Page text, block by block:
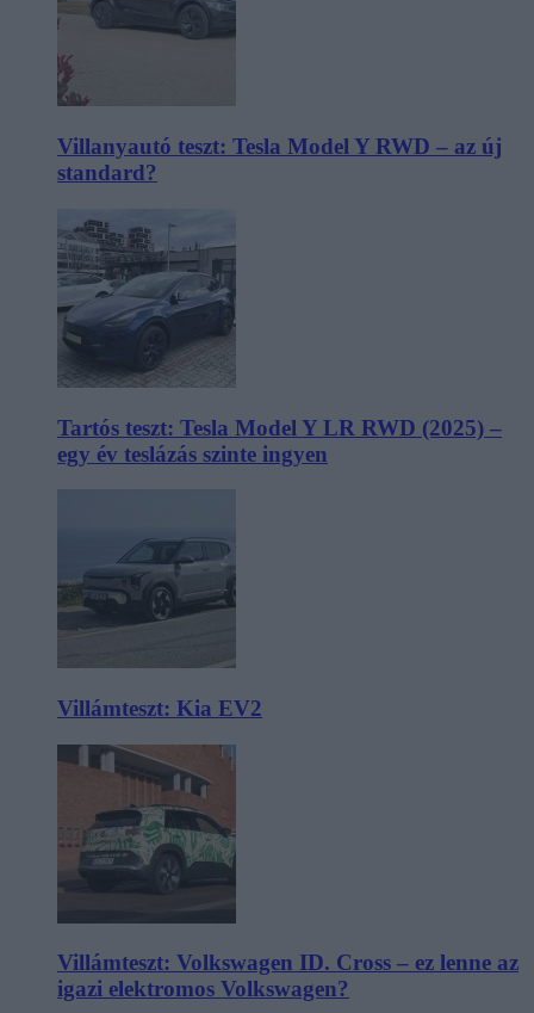
Villanyautó teszt: Tesla Model Y RWD – az új
standard?
Tartós teszt: Tesla Model Y LR RWD (2025) –
egy év teslázás szinte ingyen
Villámteszt: Kia EV2
Villámteszt: Volkswagen ID. Cross – ez lenne az
igazi elektromos Volkswagen?